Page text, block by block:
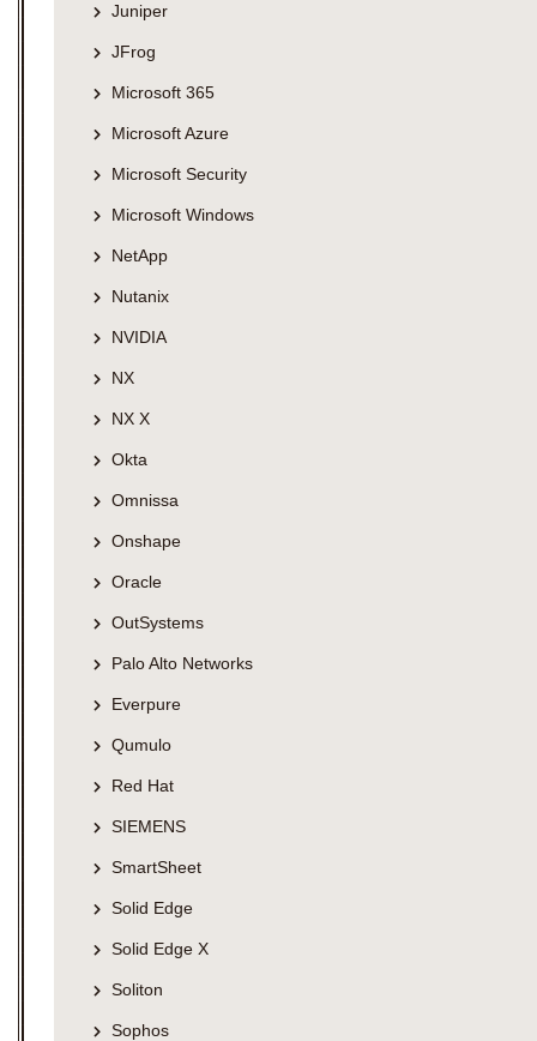
Juniper
JFrog
Microsoft 365
Microsoft Azure
Microsoft Security
Microsoft Windows
NetApp
Nutanix
NVIDIA
NX
NX X
Okta
Omnissa
Onshape
Oracle
OutSystems
Palo Alto Networks
Everpure
Qumulo
Red Hat
SIEMENS
SmartSheet
Solid Edge
Solid Edge X
Soliton
Sophos